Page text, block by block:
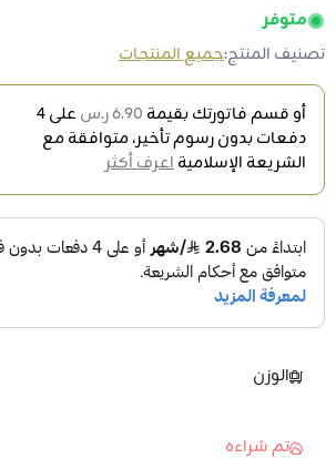
متوفر
تصنيف المنتج:جميع المنتجات
أو قسم فاتورتك بقيمة 6.90 ر.س على4
دفعات بدون رسوم تأخير، متوافقة مع
الشريعة الإسلاميةاعرف أكثر
الوزن
تم شراءه